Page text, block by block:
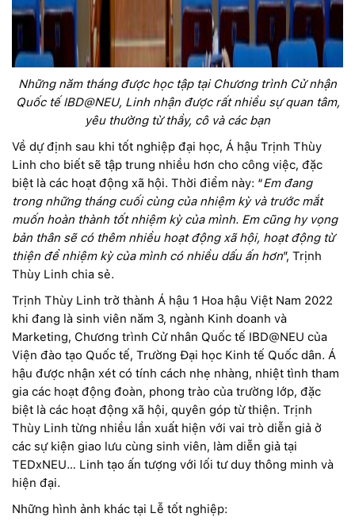
Những năm tháng được học tập tại Chương trình Cử nhận
Quốc tế IBD@NEU, Linh nhận được rất nhiều sự quan tâm,
yêu thường từ thầy, cô và các bạn
Về dự định sau khi tốt nghiệp đại học, Á hậu Trịnh Thùy
Linh cho biết sẽ tập trung nhiều hơn cho công việc, đặc
biệt là các hoạt động xã hội. Thời điểm này: “Em đang
trong những tháng cuối cùng của nhiệm kỳ và trước mắt
muốn hoàn thành tốt nhiệm kỳ của mình. Em cũng hy vọng
bản thân sẽ có thêm nhiều hoạt động xã hội, hoạt động từ
thiện để nhiệm kỳ của mình có nhiều dấu ấn hơn”, Trịnh
Thùy Linh chia sẻ.
Trịnh Thùy Linh trở thành Á hậu 1 Hoa hậu Việt Nam 2022
khi đang là sinh viên năm 3, ngành Kinh doanh và
Marketing, Chương trình Cử nhân Quốc tế IBD@NEU của
Viện đào tạo Quốc tế, Trường Đại học Kinh tế Quốc dân. Á
hậu được nhận xét có tính cách nhẹ nhàng, nhiệt tình tham
gia các hoạt động đoàn, phong trào của trường lớp, đặc
biệt là các hoạt động xã hội, quyên góp từ thiện. Trịnh
Thùy Linh từng nhiều lần xuất hiện với vai trò diễn giả ở
các sự kiện giao lưu cùng sinh viên, làm diễn giả tại
TEDxNEU… Linh tạo ấn tượng với lối tư duy thông minh và
hiện đại.
Những hình ảnh khác tại Lễ tốt nghiệp: